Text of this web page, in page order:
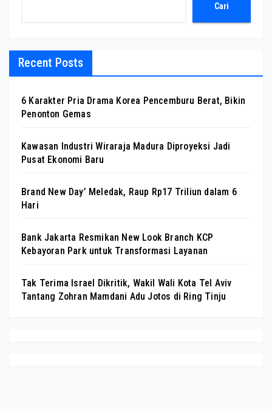
Cari
Recent Posts
6 Karakter Pria Drama Korea Pencemburu Berat, Bikin
Penonton Gemas
Kawasan Industri Wiraraja Madura Diproyeksi Jadi
Pusat Ekonomi Baru
Brand New Day’ Meledak, Raup Rp17 Triliun dalam 6
Hari
Bank Jakarta Resmikan New Look Branch KCP
Kebayoran Park untuk Transformasi Layanan
Tak Terima Israel Dikritik, Wakil Wali Kota Tel Aviv
Tantang Zohran Mamdani Adu Jotos di Ring Tinju